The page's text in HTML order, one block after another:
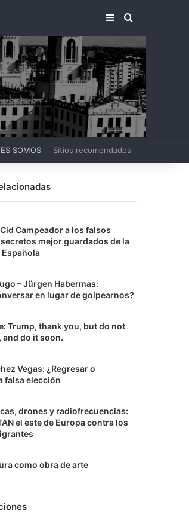
BARRA LATERAL
BUSCAR
SOMOS Sitios recomendados
Campeador a los falsos
mejor guardados de la
Española
– Jürgen Habermas:
en lugar de golpearnos?
Trump, thank you, but do not
and do it soon.
Vegas: ¿Regresar o
falsa elección
drones y radiofrecuencias:
el este de Europa contra los
como obra de arte